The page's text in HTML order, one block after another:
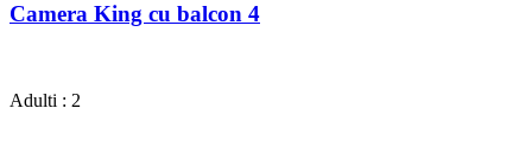
Camera King cu balcon 4
Adulti : 2